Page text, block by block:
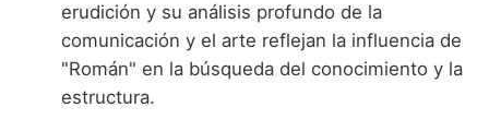
erudición y su análisis profundo de la
comunicación y el arte reflejan la influencia de
"Román" en la búsqueda del conocimiento y la
estructura.